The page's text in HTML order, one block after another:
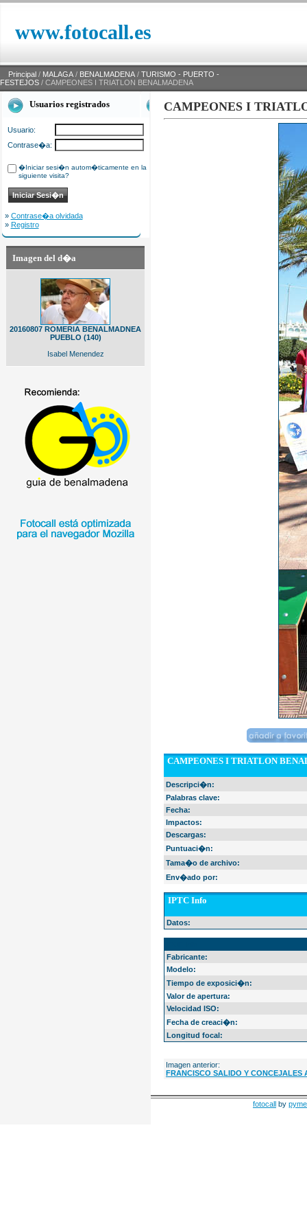
www.fotocall.es
Principal / MALAGA / BENALMADENA / TURISMO - PUERTO -
FESTEJOS / CAMPEONES I TRIATLON BENALMADENA
Usuarios registrados
Usuario:
Contrase�a:
�Iniciar sesi�n autom�ticamente en la
siguiente visita?
» Contrase�a olvidada
» Registro
Imagen del d�a
20160807 ROMERIA BENALMADNEA
PUEBLO (140)
Isabel Menendez
CAMPEONES I
CAMPEONES I TRIATLON
Descripci�n:
Palabras clave:
Fecha:
Impactos:
Descargas:
Puntuaci�n:
Tama�o de archivo:
Env�ado por:
IPTC Info
Datos:
Fabricante:
Modelo:
Tiempo de exposici�n:
Valor de apertura:
Velocidad ISO:
Fecha de creaci�n:
Longitud focal:
Imagen anterior:
FRANCISCO SALIDO Y CONCEJALES
fotocall by